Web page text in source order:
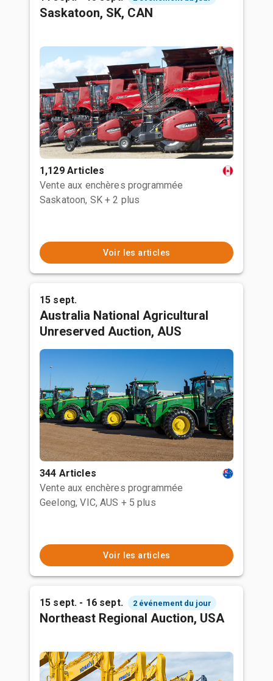
Saskatoon, SK, CAN
1,129 Articles
Vente aux enchères programmée
Saskatoon, SK + 2 plus
Voir les articles
15 sept.
Australia National Agricultural
Unreserved Auction, AUS
344 Articles
Vente aux enchères programmée
Geelong, VIC, AUS + 5 plus
Voir les articles
15 sept. - 16 sept. 2 événement du jour
Northeast Regional Auction, USA